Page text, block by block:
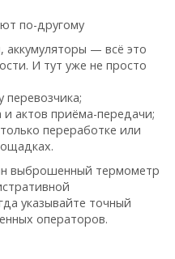
по-другому
аккумуляторы — всё это
И тут уже не просто
актов приёма-передачи;
переработке или
выброшенный термометр
указывайте точный
операторов.